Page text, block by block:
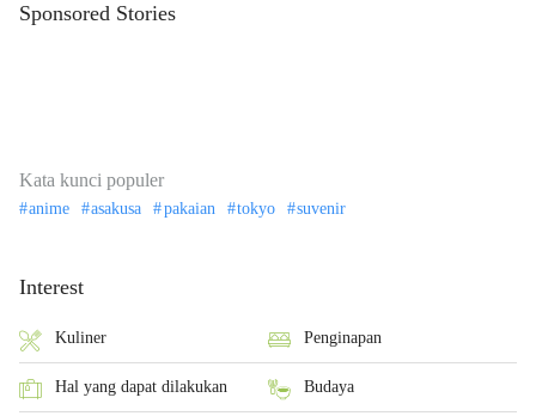
Sponsored Stories
Kata kunci populer
anime asakusa pakaian tokyo suvenir
Interest
Kuliner Penginapan
Hal yang dapat dilakukan Budaya